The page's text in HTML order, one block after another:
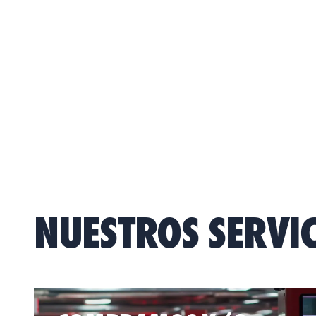
NUESTROS